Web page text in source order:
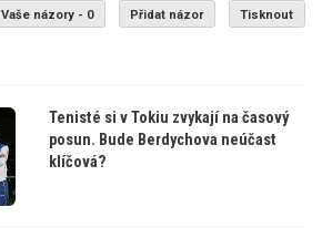
Vaše názory - 0 Přidat názor Tisknout
Tenisté si v Tokiu zvykají na časový
posun. Bude Berdychova neúčast
klíčová?